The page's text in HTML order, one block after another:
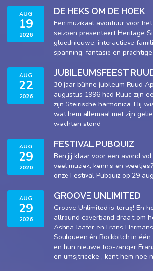
AUG
19
2026
DE HEKS OM DE HOEK
Een muzikaal avontuur voor
seizoen presenteert Heritage
gloednieuwe, interactieve
spanning, fantasie en
AUG
22
2026
JUBILEUMSFEEST
30 jaar bühne jubileum Ruud
augustus 1996 had Ruud zijn
zijn Steirische harmonica. Hij
wat hem allemaal met zijn
wachten stond
AUG
29
2026
FESTIVAL PUBQUIZ
Ben jij klaar voor een avond
veel muziek, kennis en
onze Festival Pubquiz op 29
AUG
29
2026
GROOVE UNLIMITED
Groove Unlimited is terug! En
allround coverband draait om
Ashna Jaafer en Frans
Soulqueen én Rockbitch in één
en hun nieuwe top-zanger
en umsjtrieëke , kent hem noe